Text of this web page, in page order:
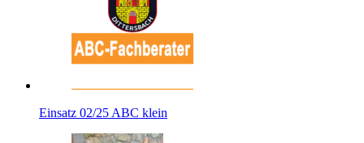
Einsatz 02/25 ABC klein